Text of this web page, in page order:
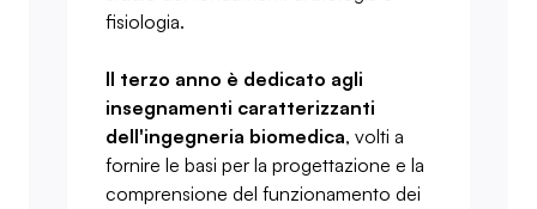
fisiologia.
Il terzo anno è dedicato agli
insegnamenti caratterizzanti
dell'ingegneria biomedica, volti a
fornire le basi per la progettazione e la
comprensione del funzionamento dei